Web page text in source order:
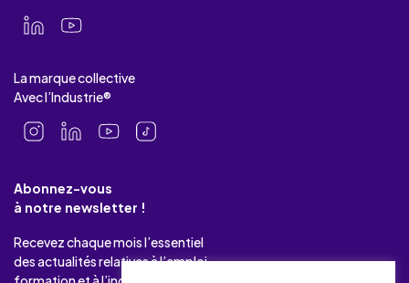
La marque collective
Avec l’Industrie®
Abonnez-vous
à notre newsletter !
Recevez chaque mois l’essentiel
des actualités relatives à l’emploi-